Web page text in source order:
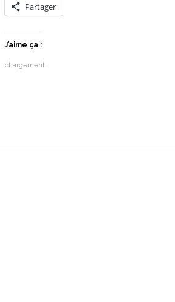
Partager
J’aime ça :
chargement…